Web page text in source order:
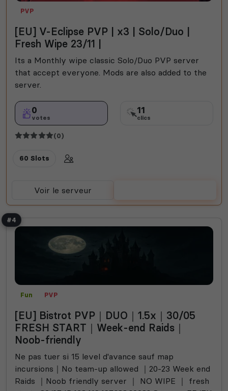
PVP
[EU] V-Eclipse PVP | x3 | Solo/Duo |
Fresh Wipe 23/11 |
Its a Monthly wipe classic Solo/Duo PVP server
that accept everyone. Mods are also added to the
server.
0
votes
11
clics
(0)
60 Slots
Voir le serveur
#4
Fun PVP
[EU] Bistrot PVP｜DUO｜1.5x｜30/05
FRESH START｜Week-end Raids｜
Noob-friendly
Ne pas tuer si 15 level d'avance sauf map
incursions｜No team-up allowed ｜20-23 Week end
Raids ｜Noob friendly server ｜ NO WIPE ｜ fresh